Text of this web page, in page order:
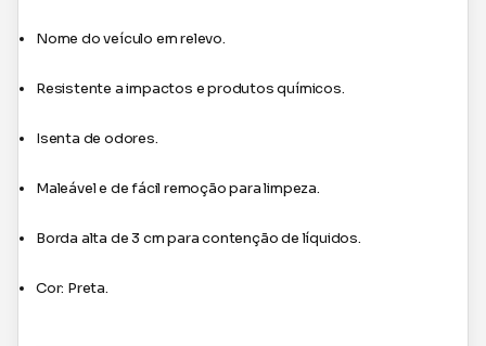
Nome do veículo em relevo.
Resistente a impactos e produtos químicos.
Isenta de odores.
Maleável e de fácil remoção para limpeza.
Borda alta de 3 cm para contenção de líquidos.
Cor: Preta.